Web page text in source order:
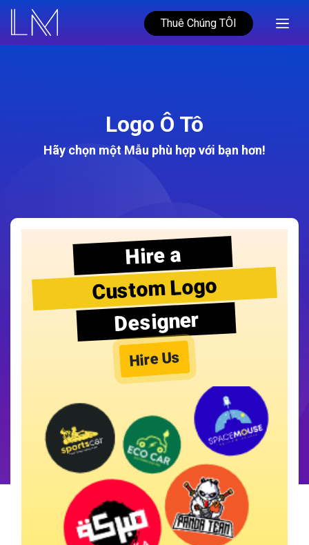
Thuê Chúng TÔI
Logo Ô Tô
Hãy chọn một Mẫu phù hợp với bạn hơn!
Hire a
Custom Logo
Designer
Hire Us